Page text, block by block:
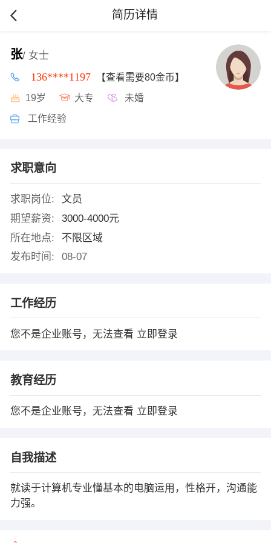
简历详情
张/ 女士
136****1197 【查看需要80金币】
19岁 大专 未婚
工作经验
求职意向
求职岗位:
文员
期望薪资:
3000-4000元
所在地点:
不限区域
发布时间:
08-07
工作经历
您不是企业账号，无法查看 立即登录
教育经历
您不是企业账号，无法查看 立即登录
自我描述
就读于计算机专业懂基本的电脑运用，性格开，沟通能
力强。